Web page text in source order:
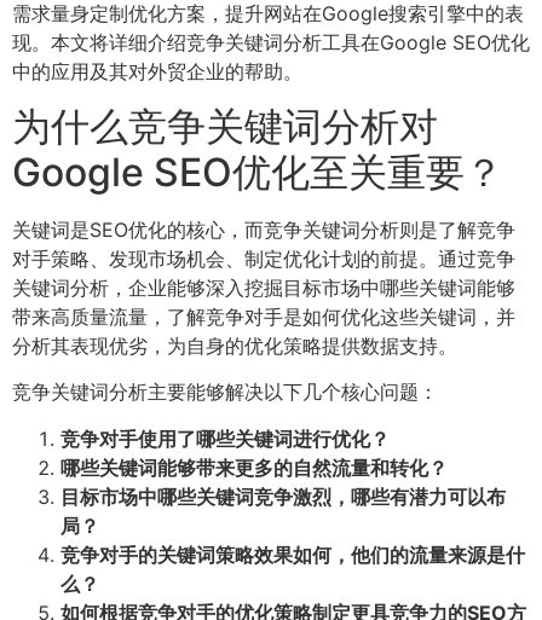
需求量身定制优化方案，提升网站在Google搜索引擎中的表
现。本文将详细介绍竞争关键词分析工具在Google SEO优化
中的应用及其对外贸企业的帮助。
为什么竞争关键词分析对
Google SEO优化至关重要？
关键词是SEO优化的核心，而竞争关键词分析则是了解竞争
对手策略、发现市场机会、制定优化计划的前提。通过竞争
关键词分析，企业能够深入挖掘目标市场中哪些关键词能够
带来高质量流量，了解竞争对手是如何优化这些关键词，并
分析其表现优劣，为自身的优化策略提供数据支持。
竞争关键词分析主要能够解决以下几个核心问题：
竞争对手使用了哪些关键词进行优化？
哪些关键词能够带来更多的自然流量和转化？
目标市场中哪些关键词竞争激烈，哪些有潜力可以布
局？
竞争对手的关键词策略效果如何，他们的流量来源是什
么？
如何根据竞争对手的优化策略制定更具竞争力的SEO方